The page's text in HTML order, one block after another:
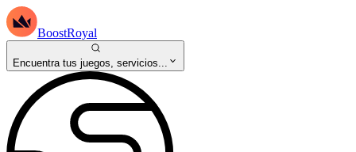
BoostRoyal
Encuentra tus juegos, servicios...